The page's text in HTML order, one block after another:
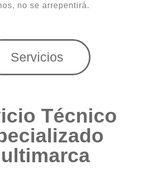
no se arrepentirá.
Servicios
Técnico